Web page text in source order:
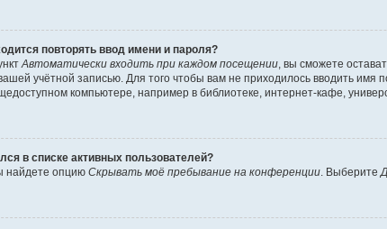
повторять ввод имени и пароля?
Автоматически входить при каждом посещении , вы сможете
вашей учётной записью. Для того чтобы вам не приходилось вводить
компьютере, например в библиотеке, интернет-кафе,
в списке активных пользователей?
найдете опцию Скрывать моё пребывание на конференции . Выберите